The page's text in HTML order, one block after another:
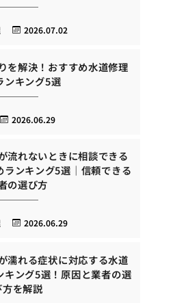
2026.07.02
を解決！おすすめ水道修理
ンキング5選
2026.06.29
流れないときに相談できる
ンキング5選｜信頼できる
の選び方
2026.06.29
濡れる症状に対応する水道
キング5選！原因と業者の選
方を解説